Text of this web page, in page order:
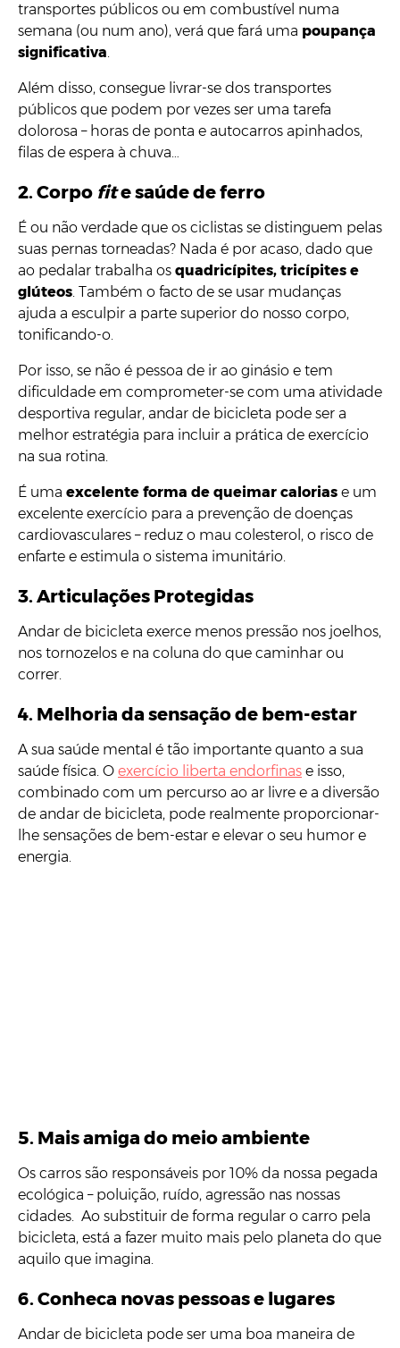
transportes públicos ou em combustível numa
semana (ou num ano), verá que fará uma poupança
significativa.
Além disso, consegue livrar-se dos transportes
públicos que podem por vezes ser uma tarefa
dolorosa – horas de ponta e autocarros apinhados,
filas de espera à chuva…
2. Corpo fite saúde de ferro
É ou não verdade que os ciclistas se distinguem pelas
suas pernas torneadas? Nada é por acaso, dado que
ao pedalar trabalha os quadricípites, tricípites e
glúteos. Também o facto de se usar mudanças
ajuda a esculpir a parte superior do nosso corpo,
tonificando-o.
Por isso, se não é pessoa de ir ao ginásio e tem
dificuldade em comprometer-se com uma atividade
desportiva regular, andar de bicicleta pode ser a
melhor estratégia para incluir a prática de exercício
na sua rotina.
É uma excelente forma de queimar calorias e um
excelente exercício para a prevenção de doenças
cardiovasculares – reduz o mau colesterol, o risco de
enfarte e estimula o sistema imunitário.
3. Articulações Protegidas
Andar de bicicleta exerce menos pressão nos joelhos,
nos tornozelos e na coluna do que caminhar ou
correr.
4. Melhoria da sensação de bem-estar
A sua saúde mental é tão importante quanto a sua
saúde física. O exercício liberta endorfinas e isso,
combinado com um percurso ao ar livre e a diversão
de andar de bicicleta, pode realmente proporcionar-
lhe sensações de bem-estar e elevar o seu humor e
energia.
5. Mais amiga do meio ambiente
Os carros são responsáveis por 10% da nossa pegada
ecológica – poluição, ruído, agressão nas nossas
cidades. Ao substituir de forma regular o carro pela
bicicleta, está a fazer muito mais pelo planeta do que
aquilo que imagina.
6. Conheca novas pessoas e lugares
Andar de bicicleta pode ser uma boa maneira de